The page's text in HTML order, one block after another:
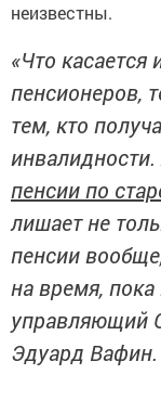
неизвестны.
«Что
пенсионеров,
тем, кто
пенсии по
лишает не
пенсии
на время, пока
управляющий
Эдуард Вафин.